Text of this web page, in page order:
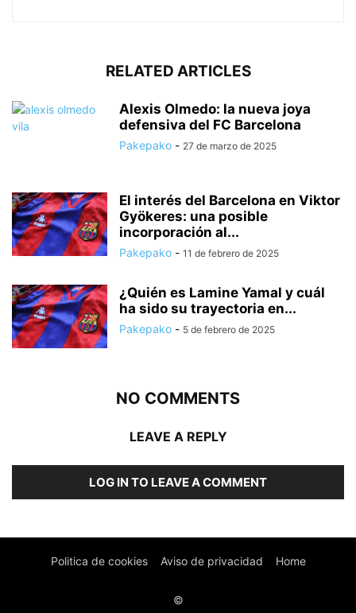
RELATED ARTICLES
Alexis Olmedo: la nueva joya
defensiva del FC Barcelona
Pakepako - 27 de marzo de 2025
El interés del Barcelona en Viktor
Gyökeres: una posible
incorporación al...
Pakepako - 11 de febrero de 2025
¿Quién es Lamine Yamal y cuál
ha sido su trayectoria en...
Pakepako - 5 de febrero de 2025
NO COMMENTS
LEAVE A REPLY
LOG IN TO LEAVE A COMMENT
Politica de cookies Aviso de privacidad Home
©